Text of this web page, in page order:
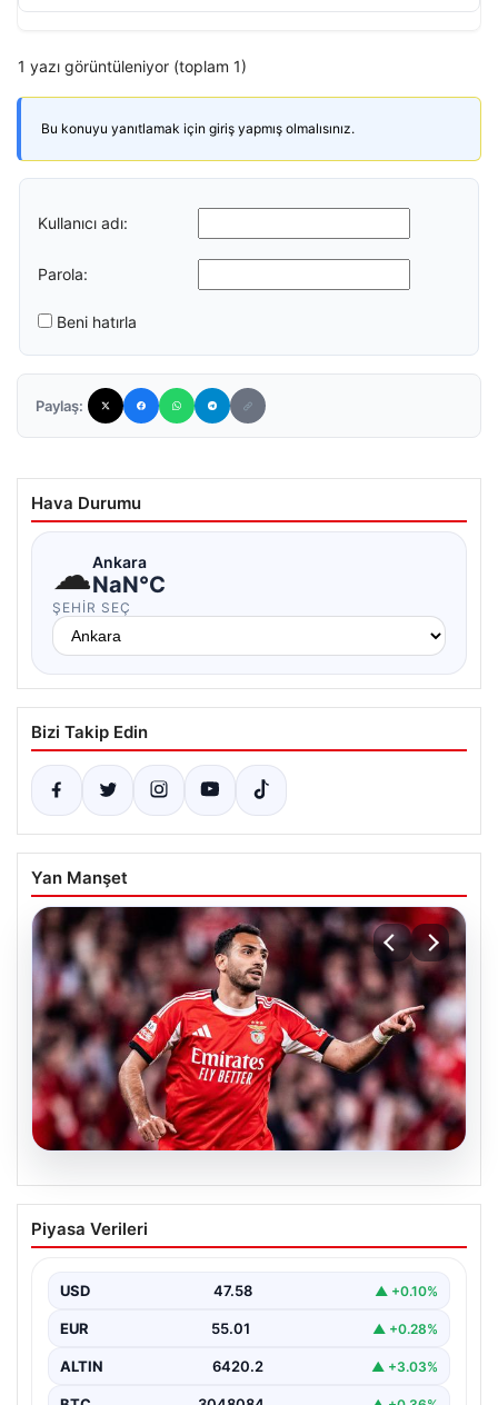
1 yazı görüntüleniyor (toplam 1)
Bu konuyu yanıtlamak için giriş yapmış olmalısınız.
Kullanıcı adı:
Parola:
Beni hatırla
Paylaş:
Hava Durumu
☁Ankara
NaN°C
ŞEHIR SEÇ
Bizi Takip Edin
Yan Manşet
05.08.2026
Fenerbahçe hücuma güç katmak
istiyor: Vangelis Pavlidis gündemde
sorununun çözümü için farklı alternatifleri masaya
yatırıyor. Sarı-lacivertli…
Piyasa Verileri
USD 47.58 ▲ +0.10%
EUR 55.01 ▲ +0.28%
ALTIN 6420.2 ▲ +3.03%